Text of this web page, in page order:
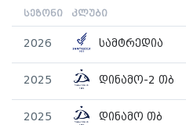
სეზონი კლუბი
2026 სამტრედია
2025 დინამო-2 თბ
2025 დინამო თბ